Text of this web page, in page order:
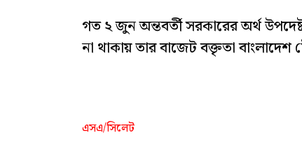
গত ২ জুন অন্তবর্তী সরকারের অর্থ
না থাকায় তার বাজেট বক্তৃতা বাংলাদেশ
এসএ/সিলেট